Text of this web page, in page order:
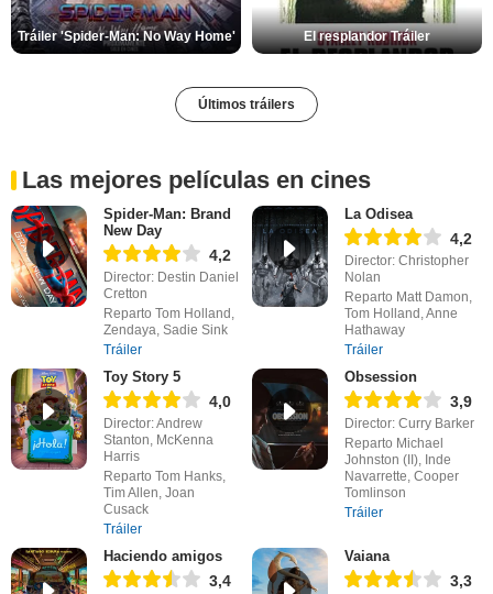
Tráiler 'Spider-Man: No Way Home' El resplandor Tráiler
Últimos tráilers
Las mejores películas en cines
Spider-Man: Brand
New Day
4,2
Director: Destin Daniel
Cretton
Reparto Tom Holland,
Zendaya, Sadie Sink
Tráiler
La Odisea
4,2
Director: Christopher
Nolan
Reparto Matt Damon,
Tom Holland, Anne
Hathaway
Tráiler
Toy Story 5
4,0
Director: Andrew
Stanton, McKenna
Harris
Reparto Tom Hanks,
Tim Allen, Joan
Cusack
Tráiler
Obsession
3,9
Director: Curry Barker
Reparto Michael
Johnston (II), Inde
Navarrette, Cooper
Tomlinson
Tráiler
Haciendo amigos
3,4
Vaiana
3,3